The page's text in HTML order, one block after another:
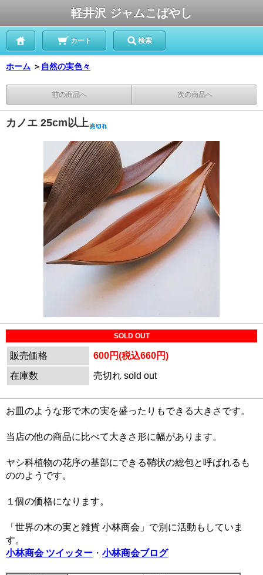
軽井沢 ジャムこばやし
カート 検索
ホーム ＞ 自然の実色々
前の商品へ 次の商品へ
カノエ 25cm以上
SOLD OUT
販売価格
600円(税込660円)
在庫数
売切れ sold out
お皿のような形で木の実を盛ったりもできる大きさです。
当店の他の商品に比べて大きさ形に幅があります。
ヤシ科植物の花序の基部にできる鞘状の総包と呼ばれるも
ののようです。
１個の価格になります。
「世界の木の実と雑貨 小林商会」で別に活動もしていま
す。
小林商会 ツイッター ・ 小林商会ブログ